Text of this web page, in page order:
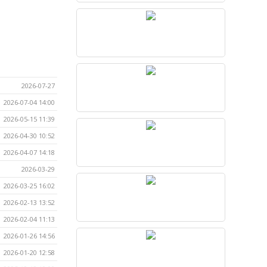
2026-07-27
2026-07-04 14:00
2026-05-15 11:39
2026-04-30 10:52
2026-04-07 14:18
2026-03-29
2026-03-25 16:02
2026-02-13 13:52
2026-02-04 11:13
2026-01-26 14:56
2026-01-20 12:58